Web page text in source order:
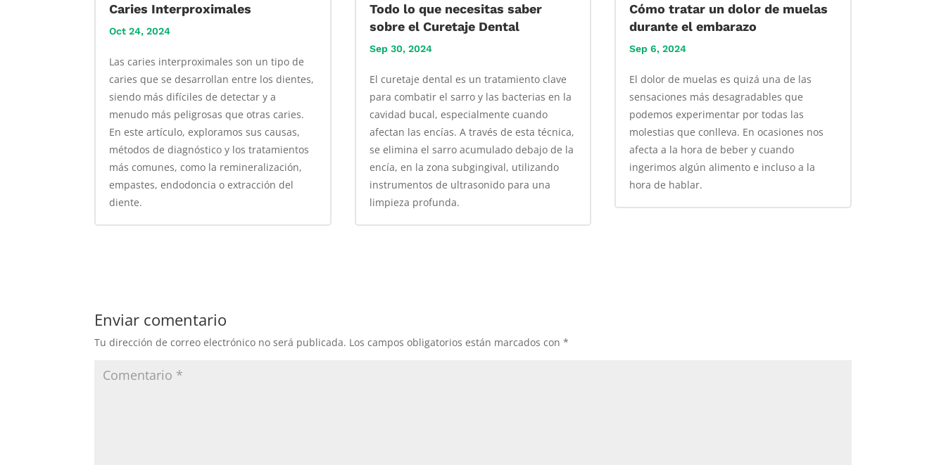
Caries Interproximales
Oct 24, 2024
Las caries interproximales son un tipo de
caries que se desarrollan entre los dientes,
siendo más difíciles de detectar y a
menudo más peligrosas que otras caries.
En este artículo, exploramos sus causas,
métodos de diagnóstico y los tratamientos
más comunes, como la remineralización,
empastes, endodoncia o extracción del
diente.
Todo lo que necesitas saber
sobre el Curetaje Dental
Sep 30, 2024
El curetaje dental es un tratamiento clave
para combatir el sarro y las bacterias en la
cavidad bucal, especialmente cuando
afectan las encías. A través de esta técnica,
se elimina el sarro acumulado debajo de la
encía, en la zona subgingival, utilizando
instrumentos de ultrasonido para una
limpieza profunda.
Cómo tratar un dolor de muelas
durante el embarazo
Sep 6, 2024
El dolor de muelas es quizá una de las
sensaciones más desagradables que
podemos experimentar por todas las
molestias que conlleva. En ocasiones nos
afecta a la hora de beber y cuando
ingerimos algún alimento e incluso a la
hora de hablar.
Enviar comentario
Tu dirección de correo electrónico no será publicada. Los campos obligatorios están marcados con*